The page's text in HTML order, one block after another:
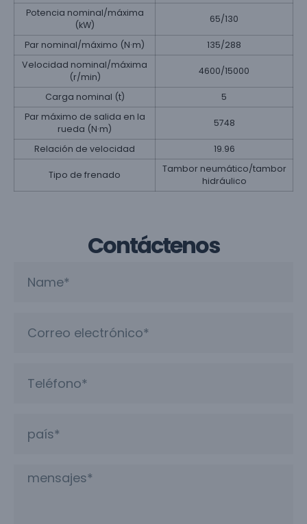
Potencia nominal/máxima
(kW)
65/130
Par nominal/máximo (N·m)
135/288
Velocidad nominal/máxima
(r/min)
4600/15000
Carga nominal (t)
5
Par máximo de salida en la
rueda (N·m)
5748
Relación de velocidad 19.96
Tipo de frenado
Tambor neumático/tambor
hidráulico
Contáctenos